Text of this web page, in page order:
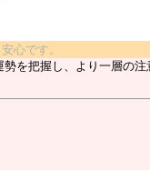
心です。
を把握し、より一層の